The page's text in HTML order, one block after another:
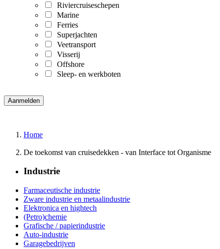
Riviercruiseschepen
Marine
Ferries
Superjachten
Veetransport
Visserij
Offshore
Sleep- en werkboten
Home
De toekomst van cruisedekken - van Interface tot Organisme
Industrie
Farmaceutische industrie
Zware industrie en metaalindustrie
Elektronica en hightech
(Petro)chemie
Grafische / papierindustrie
Auto-industrie
Garagebedrijven